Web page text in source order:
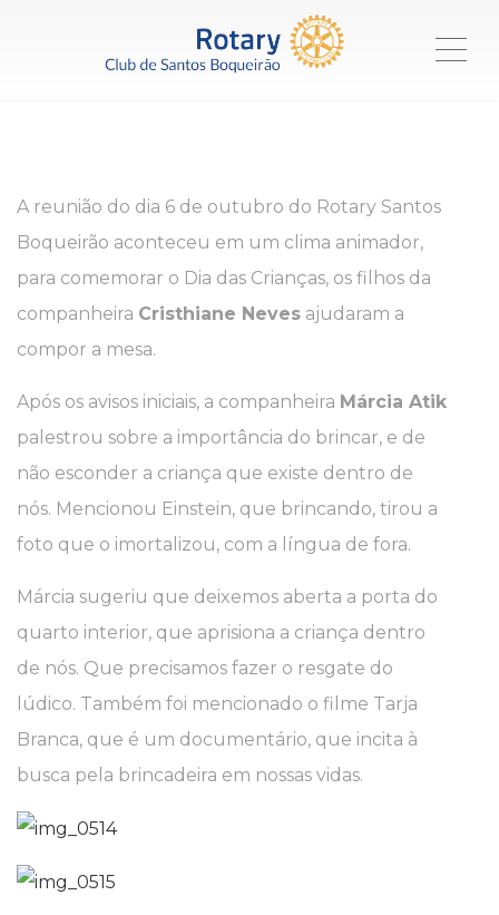
A reunião do dia 6 de outubro do Rotary Santos
Boqueirão aconteceu em um clima animador,
para comemorar o Dia das Crianças, os filhos da
companheira Cristhiane Neves ajudaram a
compor a mesa.
Após os avisos iniciais, a companheira Márcia Atik
palestrou sobre a importância do brincar, e de
não esconder a criança que existe dentro de
nós. Mencionou Einstein, que brincando, tirou a
foto que o imortalizou, com a língua de fora.
Márcia sugeriu que deixemos aberta a porta do
quarto interior, que aprisiona a criança dentro
de nós. Que precisamos fazer o resgate do
lúdico. Também foi mencionado o filme Tarja
Branca, que é um documentário, que incita à
busca pela brincadeira em nossas vidas.